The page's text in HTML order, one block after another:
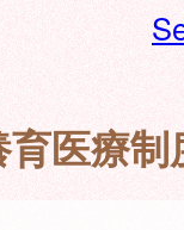
医療制